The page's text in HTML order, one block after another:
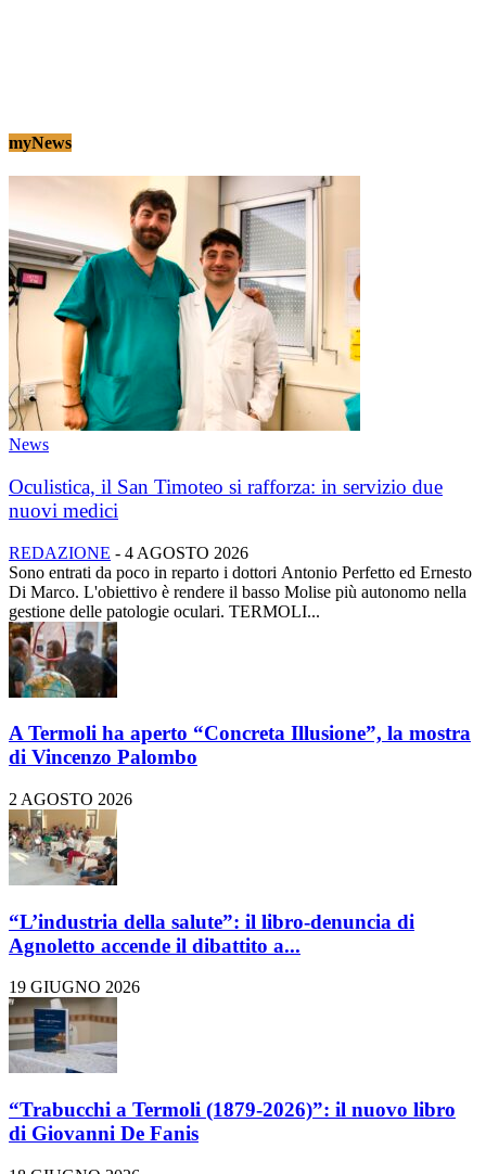
myNews
News
Oculistica, il San Timoteo si rafforza: in servizio due
nuovi medici
REDAZIONE - 4 AGOSTO 2026
Sono entrati da poco in reparto i dottori Antonio Perfetto ed Ernesto
Di Marco. L'obiettivo è rendere il basso Molise più autonomo nella
gestione delle patologie oculari. TERMOLI...
A Termoli ha aperto “Concreta Illusione”, la mostra
di Vincenzo Palombo
2 AGOSTO 2026
“L’industria della salute”: il libro-denuncia di
Agnoletto accende il dibattito a...
19 GIUGNO 2026
“Trabucchi a Termoli (1879-2026)”: il nuovo libro
di Giovanni De Fanis